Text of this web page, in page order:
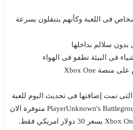
فى اللعبة وكأنهم يتنقلون بسرعة
تمت إضافتها فى تحديث اليوم للعبة
على منصة Xbox، لعبة PlayerUnknown's Battlegrounds متوفرة الان